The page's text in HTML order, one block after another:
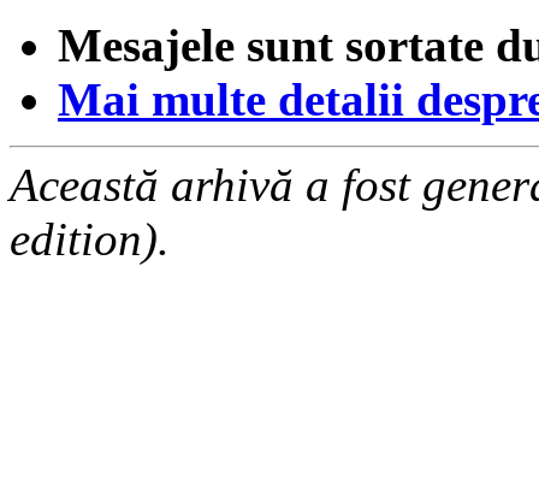
Mesajele sunt sortate
Mai multe detalii
Această arhivă a fost
edition).